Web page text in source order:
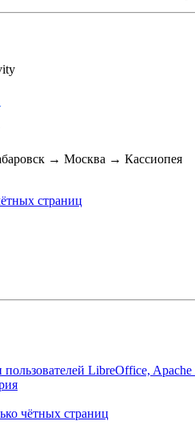
→ Москва → Кассиопея
страниц
LibreOffice,
чётных страниц